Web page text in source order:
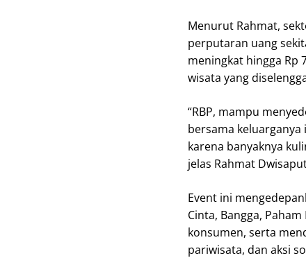
Menurut Rahmat,
perputaran uang
meningkat hingga Rp
wisata yang
“RBP, mampu
bersama
karena banyaknya
jelas Rahmat
Event ini
Cinta, Bangga,
konsumen, serta
pariwisata, dan aksi